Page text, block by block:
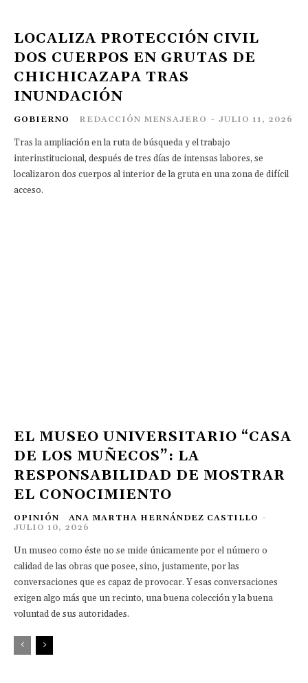
LOCALIZA PROTECCIÓN CIVIL
DOS CUERPOS EN GRUTAS DE
CHICHICAZAPA TRAS
INUNDACIÓN
GOBIERNO REDACCIÓN MENSAJERO - JULIO 11, 2026
Tras la ampliación en la ruta de búsqueda y el trabajo
interinstitucional, después de tres días de intensas labores, se
localizaron dos cuerpos al interior de la gruta en una zona de difícil
acceso.
EL MUSEO UNIVERSITARIO “CASA
DE LOS MUÑECOS”: LA
RESPONSABILIDAD DE MOSTRAR
EL CONOCIMIENTO
OPINIÓN ANA MARTHA HERNÁNDEZ CASTILLO -
JULIO 10, 2026
Un museo como éste no se mide únicamente por el número o
calidad de las obras que posee, sino, justamente, por las
conversaciones que es capaz de provocar. Y esas conversaciones
exigen algo más que un recinto, una buena colección y la buena
voluntad de sus autoridades.